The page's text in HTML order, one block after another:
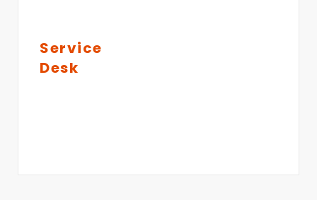
Service
Desk